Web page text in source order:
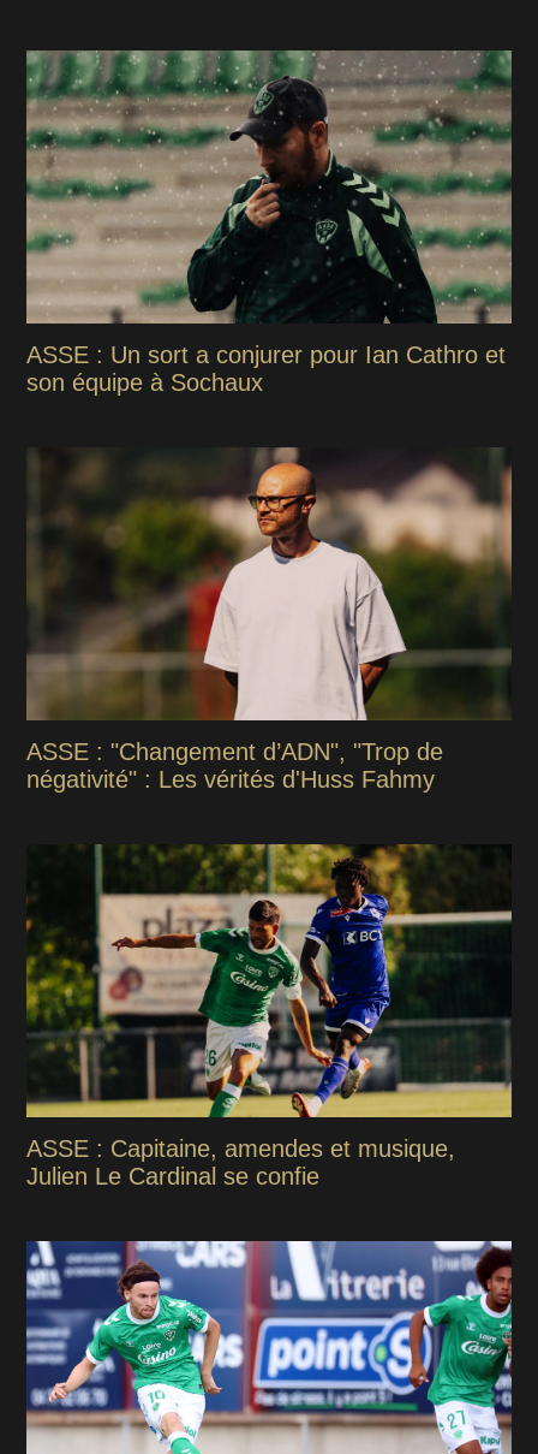
ASSE : Un sort a conjurer pour Ian Cathro et
son équipe à Sochaux
ASSE : "Changement d’ADN", "Trop de
négativité" : Les vérités d'Huss Fahmy
ASSE : Capitaine, amendes et musique,
Julien Le Cardinal se confie